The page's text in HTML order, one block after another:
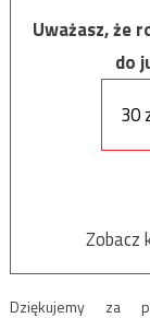
Uważasz, że
do
30
Zobacz
Dziękujemy za